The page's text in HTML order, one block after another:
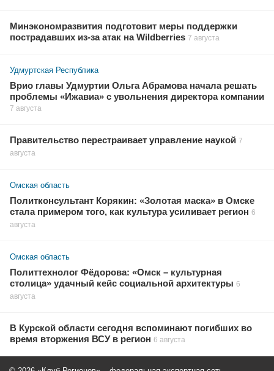
Минэкономразвития подготовит меры поддержки
пострадавших из-за атак на Wildberries 7 августа
Удмуртская Республика
Врио главы Удмуртии Ольга Абрамова начала решать
проблемы «Ижавиа» с увольнения директора компании
7 августа
Правительство перестраивает управление наукой 7
августа
Омская область
Политконсультант Корякин: «Золотая маска» в Омске
стала примером того, как культура усиливает регион 6
августа
Омская область
Политтехнолог Фёдорова: «Омск – культурная
столица» удачный кейс социальной архитектуры 6
августа
В Курской области сегодня вспоминают погибших во
время вторжения ВСУ в регион 6 августа